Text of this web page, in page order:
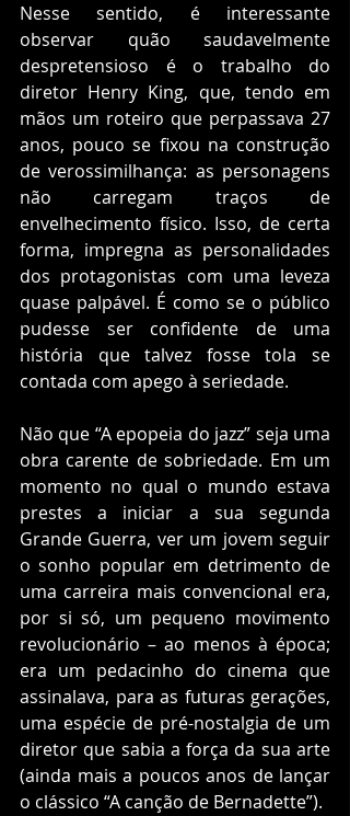
Nesse sentido, é interessante
observar quão saudavelmente
despretensioso é o trabalho do
diretor Henry King, que, tendo em
mãos um roteiro que perpassava 27
anos, pouco se fixou na construção
de verossimilhança: as personagens
não carregam traços de
envelhecimento físico. Isso, de certa
forma, impregna as personalidades
dos protagonistas com uma leveza
quase palpável. É como se o público
pudesse ser confidente de uma
história que talvez fosse tola se
contada com apego à seriedade.
Não que “A epopeia do jazz” seja uma
obra carente de sobriedade. Em um
momento no qual o mundo estava
prestes a iniciar a sua segunda
Grande Guerra, ver um jovem seguir
o sonho popular em detrimento de
uma carreira mais convencional era,
por si só, um pequeno movimento
revolucionário – ao menos à época;
era um pedacinho do cinema que
assinalava, para as futuras gerações,
uma espécie de pré-nostalgia de um
diretor que sabia a força da sua arte
(ainda mais a poucos anos de lançar
o clássico “A canção de Bernadette”).